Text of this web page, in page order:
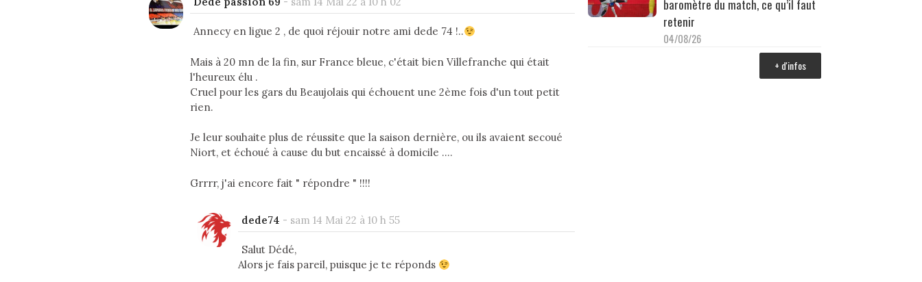
Annecy en ligue 2 , de quoi réjouir notre ami dede 74 !..
Mais à 20 mn de la fin, sur France bleue, c'était bien Villefranche qui était
l'heureux élu .
Cruel pour les gars du Beaujolais qui échouent une 2ème fois d'un tout petit
rien.
Je leur souhaite plus de réussite que la saison dernière, ou ils avaient secoué
Niort, et échoué à cause du but encaissé à domicile ....
Grrrr, j'ai encore fait " répondre " !!!!
dede74 - sam 14 Mai 22 à 10 h 55
Salut Dédé,
Alors je fais pareil, puisque je te réponds
baromètre du match, ce qu’il faut
retenir
04/08/26
+ d'infos